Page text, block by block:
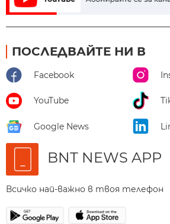
ПОСЛЕДВАЙТЕ НИ В
Facebook
YouTube
Google News
BNT NEWS APP
Всичко най-важно в твоя телефон